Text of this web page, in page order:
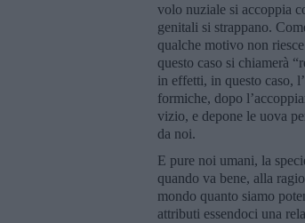
volo nuziale si accoppia
genitali si strappano.
qualche motivo non
questo caso si chiamerà
in effetti, in questo caso,
formiche, dopo
vizio, e depone le uova
da noi.
E pure noi umani, la
quando va bene, alla
mondo quanto siamo
attributi essendoci una